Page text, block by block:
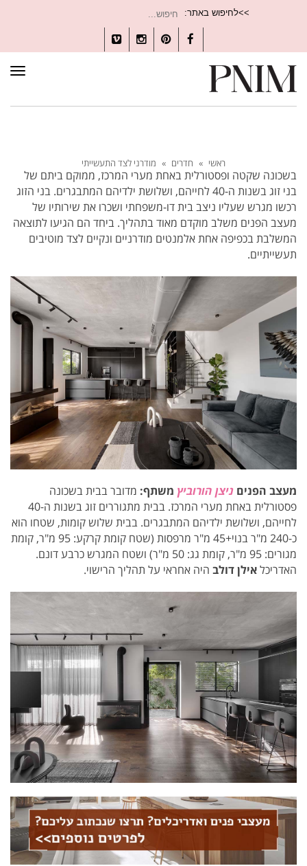
>>לחיפוש באתר:
עבור:
Facebook
Pinterest
Instagram
Vimeo
ראשי » חדרים » מודרני לצד התעשייתי
בשכונה שקטה ופסטורלית באחת מערי המרכז, ממוקם ביתם של
בני זוג בשנות ה-40 לחייהם, ושלושת ילדיהם המתבגרים. בני הזוג
רכשו מגרש שעליו ניצב בית דו-משפחתי ושכרו את שירותיו של
מעצב הפנים משלב מוקדם מאוד בתהליך. ביחד הם הגיעו לתוצאה
המשלבת בכפיפה אחת אלמנטים מודרניים ונקיים לצד מוטיבים
תעשייתיים.
מעצב הפנים ניצן הורוביץ משתף: מדובר בבית בשכונה
פסטורלית באחת מערי המרכז. בבית מתגוררים זוג בשנות ה-40
לחייהם, ושלושת ילדיהם המתבגרים. בבית שלוש קומות, שטחו הוא
כ-240 מ"ר בנוי+45 מ"ר מרפסות (שטח קומת קרקע: 95 מ"ר, קומת
מגורים: 95 מ"ר, קומת גג: 50 מ"ר) ושטח המגרש כרבע דונם.
האדריכלאילן דולב היה אחראי על תהליך הרישוי.